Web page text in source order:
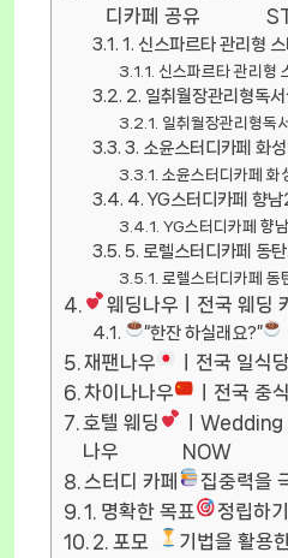
디카페 공유
1. 신스파르타 관리형 스
신스파르타 관리형
2. 일취월장관리형독서
일취월장관리형독
3. 소윤스터디카페 화
소윤스터디카페 화
4. YG스터디카페 향
YG스터디카페 향
5. 로렐스터디카페 동
로렐스터디카페 동
웨딩나우ㅣ전국 웨딩
“한잔 하실래요?”
재팬나우 ㅣ전국 일식
차이나나우
ㅣ전국 중
호텔 웨딩
나우
ㅣWedding
NOW
스터디 카페
집중력을
1. 명확한 목표
정립하
2. 포모
기법을 활용